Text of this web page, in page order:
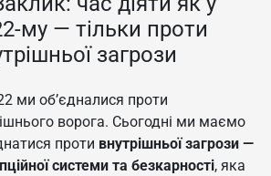
му — тільки проти
загрози
ми об’єдналися проти
ворога. Сьогодні ми маємо
проти внутрішньої загрози —
системи та безкарності, яка